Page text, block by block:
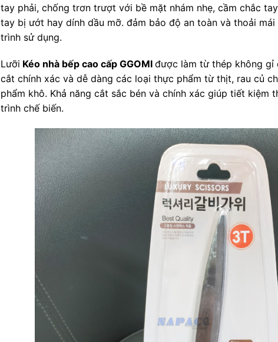
tay phải, chống trơn trượt với bề mặt nhám nhẹ, cầm chắc
tay bị ướt hay dính dầu mỡ. đảm bảo độ an toàn và thoải
trình sử dụng.
Lưỡi Kéo nhà bếp cao cấp GGOMIđược làm từ thép không gỉ
cắt chính xác và dễ dàng các loại thực phẩm từ thịt, rau củ
phẩm khô. Khả năng cắt sắc bén và chính xác giúp tiết kiệm
trình chế biến.